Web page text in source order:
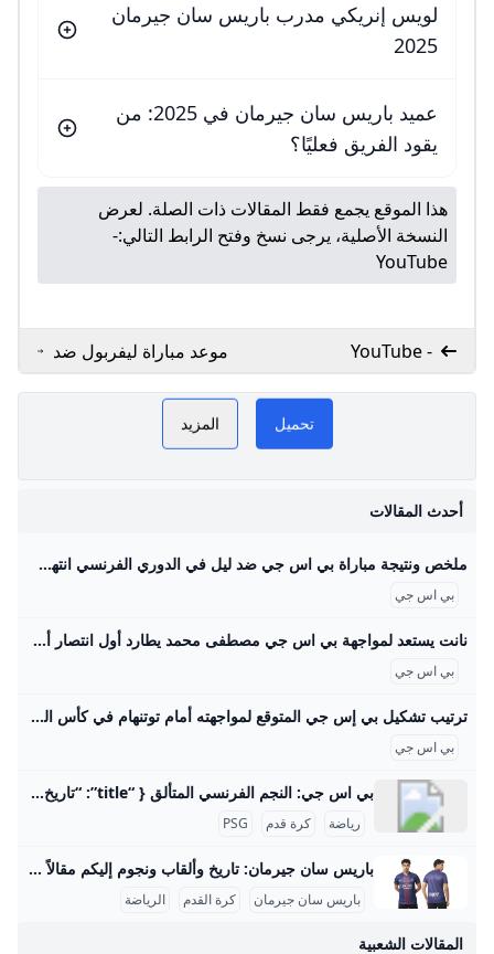
لويس إنريكي مدرب باريس سان جيرمان
2025
عميد باريس سان جيرمان في 2025: من
يقود الفريق فعليًا؟
هذا الموقع يجمع فقط المقالات ذات الصلة. لعرض
النسخة الأصلية، يرجى نسخ وفتح الرابط التالي:-
YouTube
- YouTube
موعد مباراة ليفربول ضد
بي اس جي في دوري
تحميل المزيد
أحدث المقالات
ملخص ونتيجة مباراة بي اس جي ضد ليل في الدوري الفرنسي انتهت مباراة بي اس جي ضد ليل مساء اليوم السبت الموافق 1 مارس، بفوز كاسح وعريض لمصلحة الفريق الباريسي بأربعة أهداف مقابل هدف وحيد، لحساب مباريات الأسبوع الرابع والعشرين من مسابقة الدوري الفرنسي الممتاز2024-25، ليغ 1 لكرة القدم. إيقاف حارس ميسي الشخصي عن بطولة كأس الدوريات.. أعرف السبب منذ أسبوعيننيوكاسل يقدم عرض رسمي للتعاقد مع سيسكو لتعويض رحيل إيزاك المحتملمنذ أسبوعينتصعيد مفاجئ من ألكسندر إيزاك بعد رفض نيوكاسل لعرض ليفربولمنذ أسبوعينمواعيد مباريات اليوم السبت 2 أغسطس.
بي اس جي
نانت يستعد لمواجهة بي اس جي مصطفى محمد يطارد أول انتصار أمام نادي فرنسا الكبير - محتوى بلس ‘يسعى مصطفى محمد، مهاجم منتخب مصر ونادي نانت، لتحقيق أول فوز له في مسيرته أمام فريق باريس سان جيرمان، خلال المواجهة التي تجمعهما مساء اليوم على ملعب “لابوجوار”’ Byأحمد سيدUpdated on
بي اس جي
ترتيب تشكيل بي إس جي المتوقع لمواجهته أمام توتنهام في كأس السوبر الأوروبي - محتوى بلس يستضيف ملعب فريولي مساء اليوم الأربعاء مباراة نهائي كأس السوبر الأوروبي التي تجمع بين فريقي باريس سان جيرمان وتوتنهام، حيث تنطلق المواجهة في تمام الساعة Byراندا عبد الحميدUpdated on
بي اس جي
بي اس جي: النجم الفرنسي المتألق { “title”: “تاريخ وإنجازات نادي باريس سان جيرمان”, “slug”: “tarikh-injazat-nady-paris-saint-germain”, “subtitle”: “نظرة شاملة على قصة نجاح عملاق كرة القدم الفرنسي”, “description”: “باريس سان جيرمان (بي اس جي) هو أحد أنجح أندية كرة القدم الفرنسية والأوروبية، تأسس عام 1970، وحقق 56 لقبًا رسميًا منها 13 لقب دوري فرنسي ومجموعة كبيرة من الكؤوس المحلية والقارية. شهد النادي تحولات كبيرة خاصة بعد استحواذ قطر على النادي في 2011، مما جعله يضم نجومًا عالميين مثل ميسي ونيمار ومبابي، وفاز بدوري أبطال أوروبا لأول مرة في 2025.
رياضة كرة قدم PSG
باريس سان جيرمان: تاريخ وألقاب ونجوم إليكم مقالاً تفصيليًّا باللغة العربية عن نادي باريس سان جيرمان (بي اس جي): تاريخ تأسيس نادي باريس سان جيرمان تأسس نادي باريس سان جيرمان في 12 أغسطس 1970 نتيجة اندماج ناديين فرنسيين هما “باريس إف سي” و"نادي سان جيرمان"، ليصبح بذلك فريقًا موحدًا يمثل العاصمة الفرنسية باريس. بدأ النادي مشواره في دوري الدرجة الثانية الفرنسي وتمكن من الترقية سريعًا إلى الدرجة الأولى في عام 1971. ومع ذلك، مر النادي في بداياته بفترة من عدم الاستقرار المالي والإداري أدت إلى انقسام الفريق عام 1972، حيث بقي نادي باريس في الدرجة الأولى، في حين هبط باريس سان جيرمان إلى الدرجة الثالثة، لكنه عاد سريعًا إلى المستوى الأعلى في سنوات قليلة.
باريس سان جيرمان كرة القدم الرياضة
المقالات الشعبية